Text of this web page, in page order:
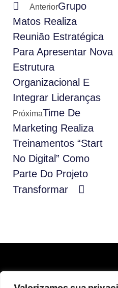
AnteriorGrupo
Matos Realiza
Reunião Estratégica
Para Apresentar Nova
Estrutura
Organizacional E
Integrar Lideranças
PróximaTime De
Marketing Realiza
Treinamentos “Start
No Digital” Como
Parte Do Projeto
Transformar